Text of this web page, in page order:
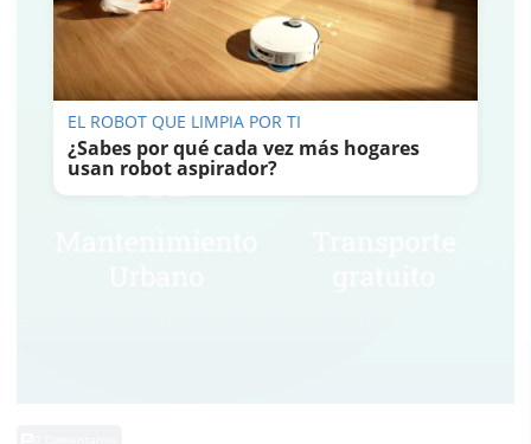
EL ROBOT QUE LIMPIA POR TI
¿Sabes por qué cada vez más hogares
usan robot aspirador?